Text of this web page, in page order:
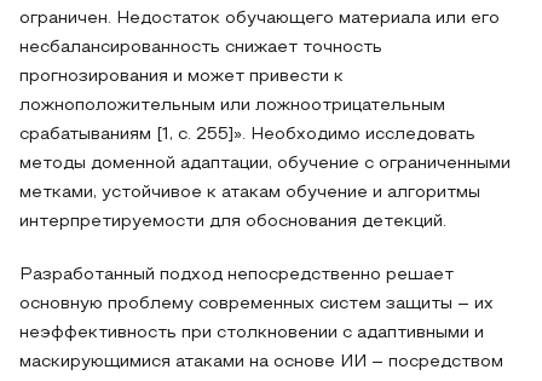
ограничен. Недостаток обучающего материала или его
несбалансированность снижает точность
прогнозирования и может привести к
ложноположительным или ложноотрицательным
срабатываниям [1, c. 255]». Необходимо исследовать
методы доменной адаптации, обучение с ограниченными
метками, устойчивое к атакам обучение и алгоритмы
интерпретируемости для обоснования детекций.
Разработанный подход непосредственно решает
основную проблему современных систем защиты – их
неэффективность при столкновении с адаптивными и
маскирующимися атаками на основе ИИ – посредством